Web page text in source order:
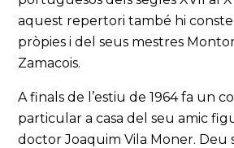
aquest repertori també hi
pròpies i del seus mestres
Zamacois.
A finals de l’estiu de 1964 fa un
particular a casa del seu amic
doctor Joaquim Vila Moner. Deu